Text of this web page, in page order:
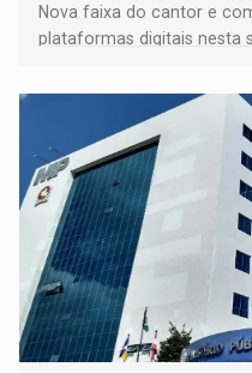
Nova faixa do cantor e
plataformas digitais nesta